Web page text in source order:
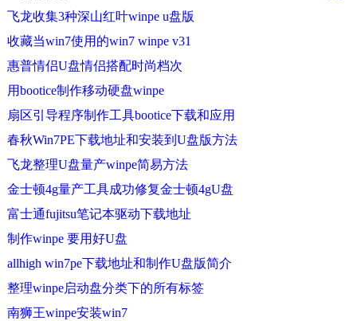
飞龙收集3种深山红叶winpe u盘版
收藏当win7使用的win7 winpe v31
惠普情侣U盘情侣搭配时尚档次
用bootice制作移动硬盘winpe
扇区引导程序制作工具bootice下载和应用
春秋Win7PE下载地址和安装到U盘版方法
飞龙整理U盘量产winpe简易方法
金士顿4g量产工具成功修复金士顿4gU盘
富士通fujitsu笔记本驱动下载地址
制作winpe 要用好U盘
allhigh win7pe下载地址和制作U盘版简介
整理winpe启动盘分类下的所有标签
南狮王winpe安装win7